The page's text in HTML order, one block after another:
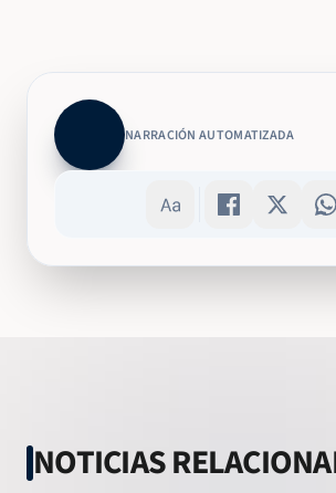
NARRACIÓN AUTOMATIZADA
NOTICIAS